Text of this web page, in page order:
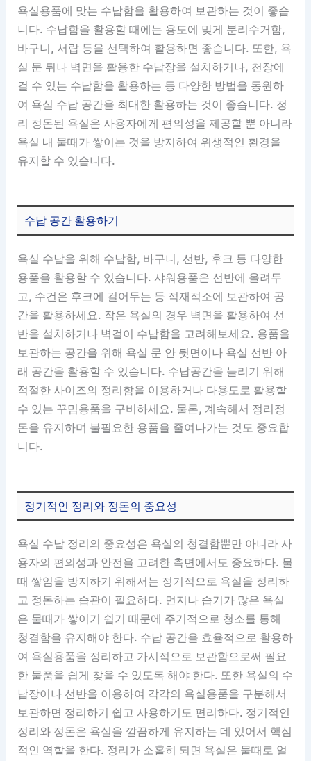
욕실용품에 맞는 수납함을 활용하여 보관하는 것이 좋습
니다. 수납함을 활용할 때에는 용도에 맞게 분리수거함,
바구니, 서랍 등을 선택하여 활용하면 좋습니다. 또한, 욕
실 문 뒤나 벽면을 활용한 수납장을 설치하거나, 천장에
걸 수 있는 수납함을 활용하는 등 다양한 방법을 동원하
여 욕실 수납 공간을 최대한 활용하는 것이 좋습니다. 정
리 정돈된 욕실은 사용자에게 편의성을 제공할 뿐 아니라
욕실 내 물때가 쌓이는 것을 방지하여 위생적인 환경을
유지할 수 있습니다.
수납 공간 활용하기
욕실 수납을 위해 수납함, 바구니, 선반, 후크 등 다양한
용품을 활용할 수 있습니다. 샤워용품은 선반에 올려두
고, 수건은 후크에 걸어두는 등 적재적소에 보관하여 공
간을 활용하세요. 작은 욕실의 경우 벽면을 활용하여 선
반을 설치하거나 벽걸이 수납함을 고려해보세요. 용품을
보관하는 공간을 위해 욕실 문 안 뒷면이나 욕실 선반 아
래 공간을 활용할 수 있습니다. 수납공간을 늘리기 위해
적절한 사이즈의 정리함을 이용하거나 다용도로 활용할
수 있는 꾸밈용품을 구비하세요. 물론, 계속해서 정리정
돈을 유지하며 불필요한 용품을 줄여나가는 것도 중요합
니다.
정기적인 정리와 정돈의 중요성
욕실 수납 정리의 중요성은 욕실의 청결함뿐만 아니라 사
용자의 편의성과 안전을 고려한 측면에서도 중요하다. 물
때 쌓임을 방지하기 위해서는 정기적으로 욕실을 정리하
고 정돈하는 습관이 필요하다. 먼지나 습기가 많은 욕실
은 물때가 쌓이기 쉽기 때문에 주기적으로 청소를 통해
청결함을 유지해야 한다. 수납 공간을 효율적으로 활용하
여 욕실용품을 정리하고 가시적으로 보관함으로써 필요
한 물품을 쉽게 찾을 수 있도록 해야 한다. 또한 욕실의 수
납장이나 선반을 이용하여 각각의 욕실용품을 구분해서
보관하면 정리하기 쉽고 사용하기도 편리하다. 정기적인
정리와 정돈은 욕실을 깔끔하게 유지하는 데 있어서 핵심
적인 역할을 한다. 정리가 소홀히 되면 욕실은 물때로 얼